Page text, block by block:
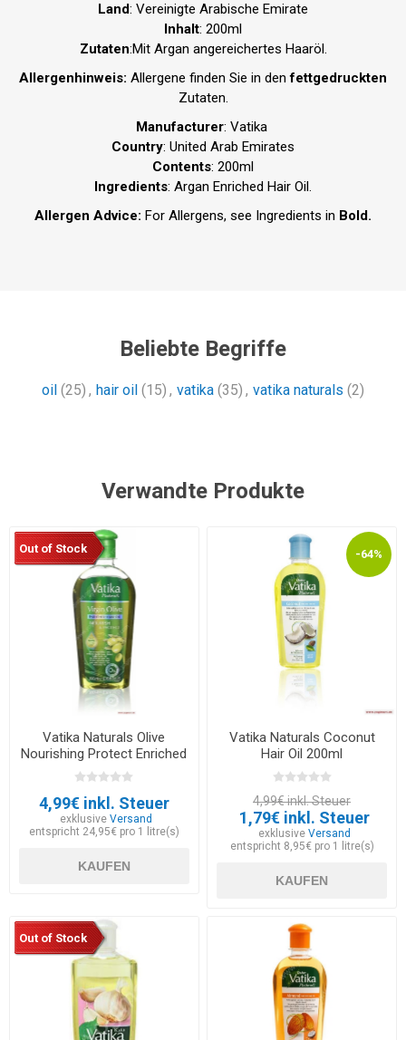
Land: Vereinigte Arabische Emirate
Inhalt: 200ml
Zutaten:Mit Argan angereichertes Haaröl.
Allergenhinweis: Allergene finden Sie in denfettgedruckten
Zutaten.
Manufacturer: Vatika
Country: United Arab Emirates
Contents: 200ml
Ingredients: Argan Enriched Hair Oil.
Allergen Advice: For Allergens, see Ingredients in Bold.
Beliebte Begriffe
oil (25) , hair oil (15) , vatika (35) , vatika naturals (2)
Verwandte Produkte
Out of Stock
Vatika Naturals Olive
Nourishing Protect Enriched
Hair Oil 200ml
4,99€ inkl. Steuer
exklusiveVersand
entspricht 24,95€ pro 1 litre(s)
KAUFEN
-64%
Vatika Naturals Coconut
Hair Oil 200ml
4,99€ inkl. Steuer
1,79€ inkl. Steuer
exklusive Versand
entspricht 8,95€ pro 1 litre(s)
KAUFEN
Out of Stock